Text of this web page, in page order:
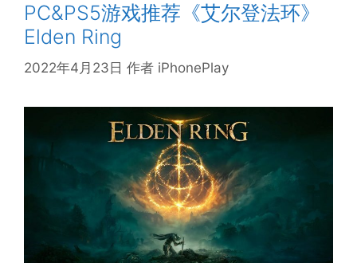
PC&PS5游戏推荐《艾尔登法环》
Elden Ring
2022年4月23日 作者 iPhonePlay